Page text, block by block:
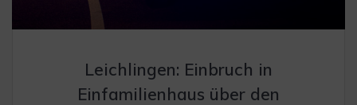
Leichlingen: Einbruch in
Einfamilienhaus über den